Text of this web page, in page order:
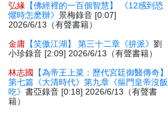
弘緣 【佛經裡的一百個智慧】 《12感到恐
懼時怎麽辦》景梅錄音 [0:07]
2026/6/13（有聲書籍）
金庸 【笑傲江湖】 第三十二章《拚派》劉
小珍錄音 [2:09] 2026/6/13（有聲書籍）
林志國
【為帝王上菜：歷代宮廷御醫傳奇】
第七篇《大清時代》第九章《摳門皇帝沒飯
吃》書亞錄音 [0:18] 2026/6/13（有聲書
籍）